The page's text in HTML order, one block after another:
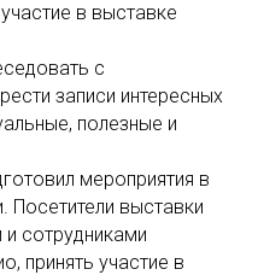
в выставке
с
записи интересных
полезные и
мероприятия в
выставки
и сотрудниками
принять участие в